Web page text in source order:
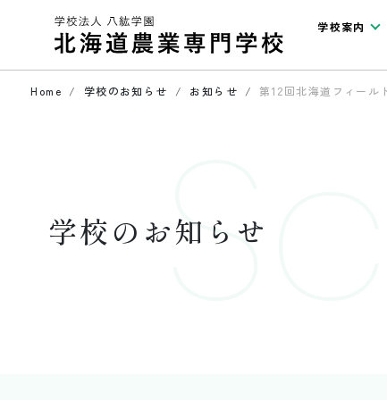
学校案内
Home 学校のお知らせ お知らせ 第12回北海道フィール
学校のお知らせ